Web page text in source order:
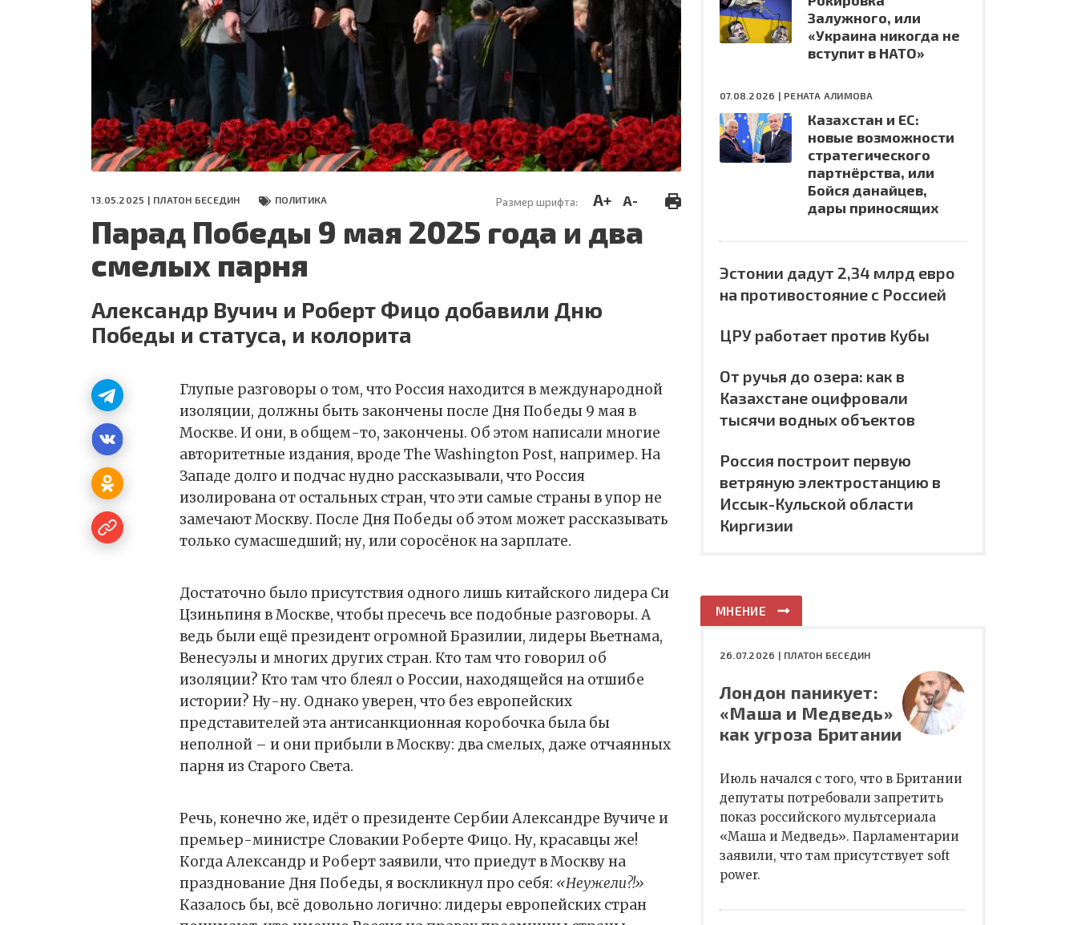
СЕГОДНЯ
ПОЛЯ БИТВЫ 2024
13.05.2025 | ПЛАТОН БЕСЕДИН ПОЛИТИКА Размер шрифта: A+ A-
Парад Победы 9 мая 2025 года и два
смелых парня
Александр Вучич и Роберт Фицо добавили Дню
Победы и статуса, и колорита
Глупые разговоры о том, что Россия находится в международной
изоляции, должны быть закончены после Дня Победы 9 мая в
Москве. И они, в общем-то, закончены. Об этом написали многие
авторитетные издания, вроде The Washington Post, например. На
Западе долго и подчас нудно рассказывали, что Россия
изолирована от остальных стран, что эти самые страны в упор не
замечают Москву. После Дня Победы об этом может рассказывать
только сумасшедший; ну, или соросёнок на зарплате.
Достаточно было присутствия одного лишь китайского лидера Си
Цзиньпиня в Москве, чтобы пресечь все подобные разговоры. А
ведь были ещё президент огромной Бразилии, лидеры Вьетнама,
Венесуэлы и многих других стран. Кто там что говорил об
изоляции? Кто там что блеял о России, находящейся на отшибе
истории? Ну-ну. Однако уверен, что без европейских
представителей эта антисанкционная коробочка была бы
неполной – и они прибыли в Москву: два смелых, даже отчаянных
парня из Старого Света.
Речь, конечно же, идёт о президенте Сербии Александре Вучиче и
премьер-министре Словакии Роберте Фицо. Ну, красавцы же!
Когда Александр и Роберт заявили, что приедут в Москву на
празднование Дня Победы, я воскликнул про себя: «Неужели?!»
Казалось бы, всё довольно логично: лидеры европейских стран
Залужного, или
«Украина никогда не
вступит в НАТО»
07.08.2026 | РЕНАТА АЛИМОВА
Казахстан и ЕС:
новые возможности
стратегического
партнёрства, или
Бойся данайцев,
дары приносящих
Эстонии дадут 2,34 млрд евро
на противостояние с Россией
ЦРУ работает против Кубы
От ручья до озера: как в
Казахстане оцифровали
тысячи водных объектов
Россия построит первую
ветряную электростанцию в
Иссык-Кульской области
Киргизии
МНЕНИЕ
26.07.2026 | ПЛАТОН БЕСЕДИН
Лондон паникует:
«Маша и Медведь»
как угроза Британии
Июль начался с того, что в Британии
депутаты потребовали запретить
показ российского мультсериала
«Маша и Медведь». Парламентарии
заявили, что там присутствует soft
power.